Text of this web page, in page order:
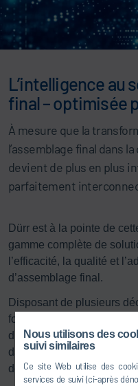
Nous utilisons des
suivi similaires
Ce site Web utilise des
services de suivi (ci-après
L’intelligence au
final – optimisée
À mesure que la
l’assemblage final dans
devient de plus en plus
parfaitement
Dürr est à la pointe de
gamme complète de
l’efficacité, la qualité et
d’assemblage final.
Disposant de plusieurs
fourniture d’installations
d’automatisation, Dürr
dans le domaine du
de pointe.